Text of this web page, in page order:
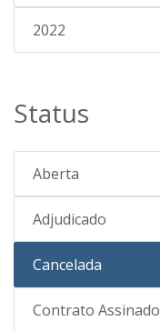
2022
Status
Aberta
Adjudicado
Cancelada
Contrato Assinado